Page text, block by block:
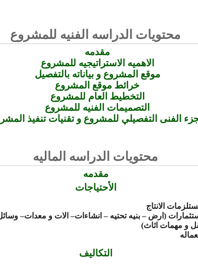
محتويات الدراسه الفنيه للمشروع
مقدمه
الاهميه الاستراتيجيه للمشروع
موقع المشروع و بياناته بالتفصيل
خرائط موقع المشروع
التخطيط العام للمشروع
التصميمات الفنيه للمشروع
الفنى التفصيلي للمشروع و تقنيات تنفيذ
محتويات الدراسه الماليه
مقدمه
الأحتياجات
الانتاج
(ارض – بنيه تحتيه – انشاءات– الات و معدات–
و مهمات اثاث)
التكاليف